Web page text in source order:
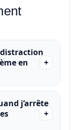
distraction
en
j’arrête